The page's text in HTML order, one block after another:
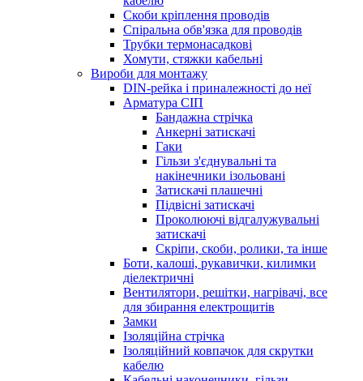
Скоби кріплення проводів
Спіральна обв'язка для проводів
Трубки термонасадкові
Хомути, стяжки кабельні
Вироби для монтажу
DIN-рейка і приналежності до неї
Арматура СІП
Бандажна стрічка
Анкерні затискачі
Гаки
Гільзи з'єднувальні та
накінечники ізольовані
Затискачі плашечні
Підвісні затискачі
Проколюючі відгалужувальні
затискачі
Скріпи, скоби, ролики, та інше
Боти, калоші, рукавички, килимки
діелектричні
Вентилятори, решітки, нагрівачі, все
для збирання електрощитів
Замки
Ізоляційна стрічка
Ізоляційний ковпачок для скрутки
кабелю